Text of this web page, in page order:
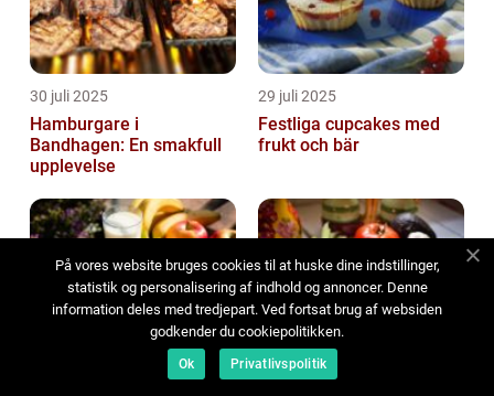
30 juli 2025
Hamburgare i
Bandhagen: En smakfull
upplevelse
29 juli 2025
Festliga cupcakes med
frukt och bär
Mellanmål på språng: 5
27 juli 2025
Kreativa sätt att använda
På vores website bruges cookies til at huske dine indstillinger,
statistik og personalisering af indhold og annoncer. Denne
information deles med tredjepart. Ved fortsat brug af websiden
godkender du cookiepolitikken.
Ok Privatlivspolitik